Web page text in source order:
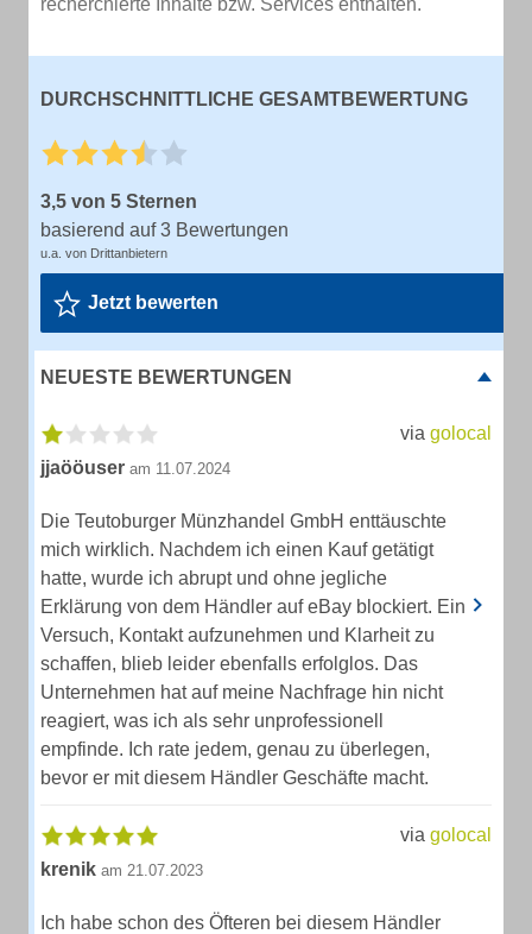
recherchierte Inhalte bzw. Services enthalten.
DURCHSCHNITTLICHE GESAMTBEWERTUNG
3,5 von 5 Sternen
basierend auf 3 Bewertungen
u.a. von Drittanbietern
Jetzt bewerten
NEUESTE BEWERTUNGEN
via golocal
jjaööuser am 11.07.2024
Die Teutoburger Münzhandel GmbH enttäuschte
mich wirklich. Nachdem ich einen Kauf getätigt
hatte, wurde ich abrupt und ohne jegliche
Erklärung von dem Händler auf eBay blockiert. Ein
Versuch, Kontakt aufzunehmen und Klarheit zu
schaffen, blieb leider ebenfalls erfolglos. Das
Unternehmen hat auf meine Nachfrage hin nicht
reagiert, was ich als sehr unprofessionell
empfinde. Ich rate jedem, genau zu überlegen,
bevor er mit diesem Händler Geschäfte macht.
via golocal
krenik am 21.07.2023
Ich habe schon des Öfteren bei diesem Händler